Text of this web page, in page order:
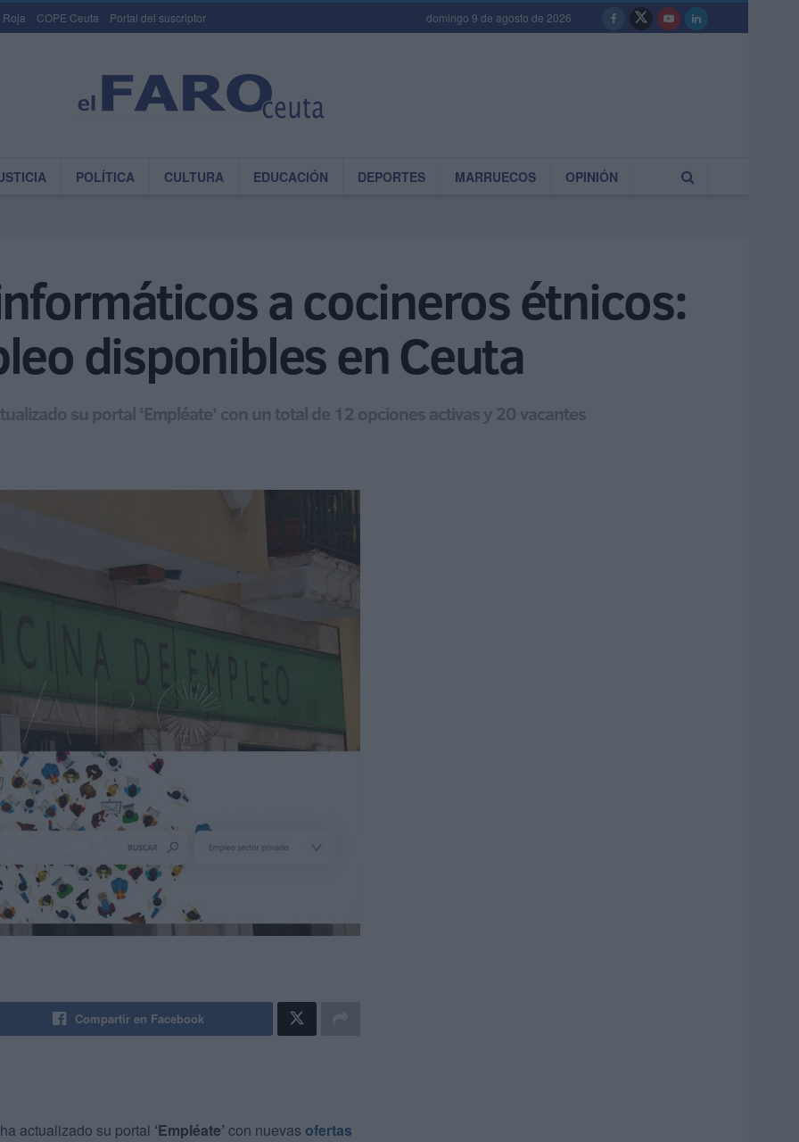
Roja COPE Ceuta Portal del suscriptor domingo 9 de agosto de 2026
POLÍTICA CULTURA EDUCACIÓN DEPORTES MARRUECOS OPINIÓN
a cocineros étnicos:
disponibles en Ceuta
su portal ‘Empléate’ con un total de 12 opciones activas y 20 vacantes
Compartir en Facebook
ha actualizado su portal ‘Empléate’ con nuevas ofertas